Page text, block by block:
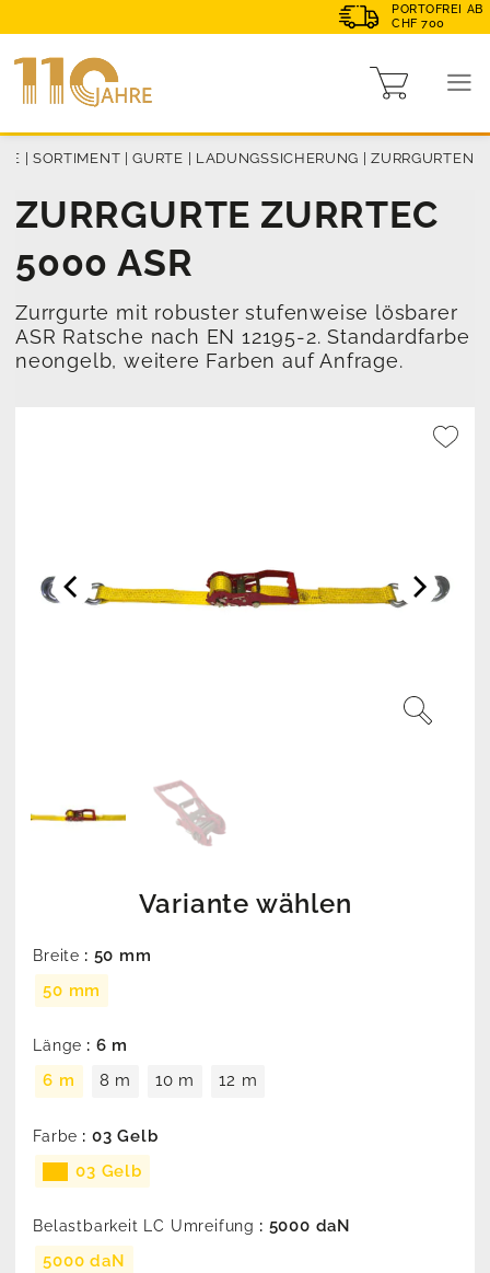
PORTOFREI AB
CHF 700
| SORTIMENT |GURTE | LADUNGSSICHERUNG |ZURRGURTEN
ZURRGURTE ZURRTEC
5000 ASR
Zurrgurte mit robuster stufenweise lösbarer
ASR Ratsche nach EN 12195-2. Standardfarbe
neongelb, weitere Farben auf Anfrage.
Variante wählen
Breite : 50 mm
50 mm
Länge : 6 m
6 m
8 m 10 m 12 m
Farbe : 03 Gelb
03 Gelb
Belastbarkeit LC Umreifung : 5000 daN
5000 daN